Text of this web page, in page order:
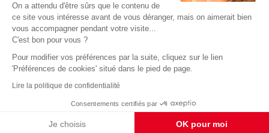
On a attendu d'être sûrs que le contenu de
ce site vous intéresse avant de vous déranger, mais on aimerait bien
vous accompagner pendant votre visite...
C'est bon pour vous ?
Pour modifier vos préférences par la suite, cliquez sur le lien
'Préférences de cookies' situé dans le pied de page.
Lire la politique de confidentialité
Consentements certifiés par
Je choisis OK pour moi
Copyright © 2026 La Presse du Doubs
2725-8165 - N° de commission paritaire : 1125 Y 94392
Données Personnelles
Mentions Légales